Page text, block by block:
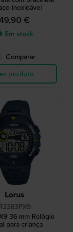
inoxidável
€
Em stock
Comparar
produto
Lorus
36 mm Relógio
para criança